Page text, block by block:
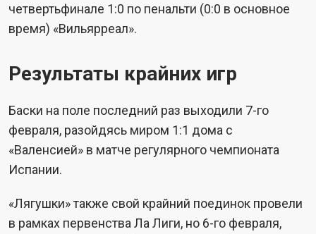
четвертьфинале 1:0 по пенальти (0:0 в основное
время) «Вильярреал».
Результаты крайних игр
Баски на поле последний раз выходили 7-го
февраля, разойдясь миром 1:1 дома с
«Валенсией» в матче регулярного чемпионата
Испании.
«Лягушки» также свой крайний поединок провели
в рамках первенства Ла Лиги, но 6-го февраля,